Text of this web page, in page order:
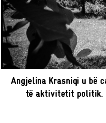
Angjelina Krasniqi u bë
të aktivitetit politik.